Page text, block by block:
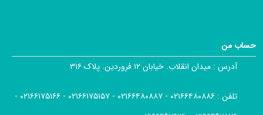
حساب من
آدرس : میدان انقلاب. خیابان ۱۲ فروردین. پلاک ۳۱۶
تلفن :
۰۲۱۶۶۴۸۰۸۸۶ - ۰۲۱۶۶۴۸۰۸۸۷ - ۰۲۱۶۶۱۷۵۱۵۷ - ۰۲۱۶۶۱۷۵۱۶۶ -